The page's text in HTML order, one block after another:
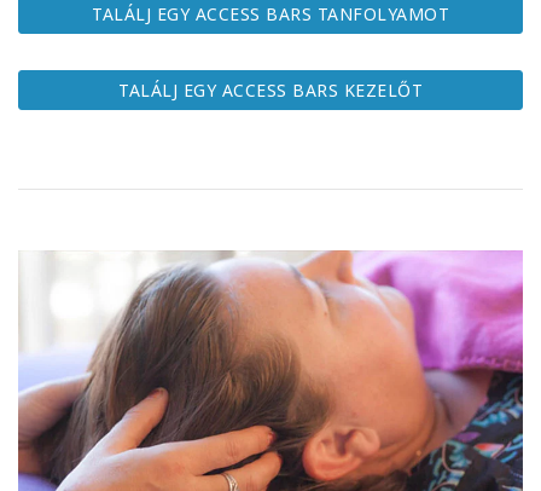
KAPCSOLAT
TALÁLJ EGY ACCESS BARS TANFOLYAMOT
TALÁLJ EGY ACCESS BARS KEZELŐT